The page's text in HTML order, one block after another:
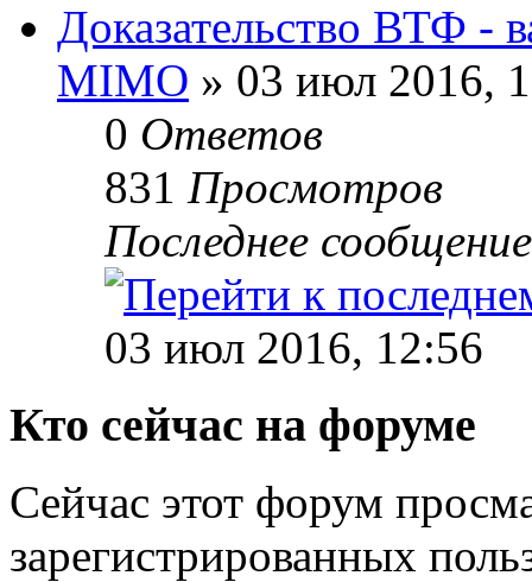
Доказательство ВТФ -
MIMO » 03 июл 2016,
0 Ответов
831 Просмотров
Последнее
03 июл 2016, 12:56
Кто сейчас на форуме
Сейчас этот форум
зарегистрированных